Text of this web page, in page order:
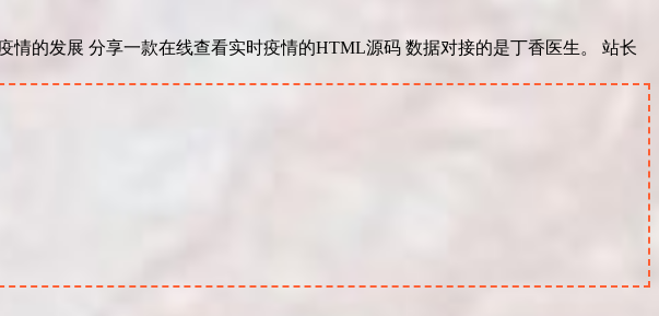
的发展 分享一款在线查看实时疫情的HTML源码 数据对接的是丁香医生。 站长